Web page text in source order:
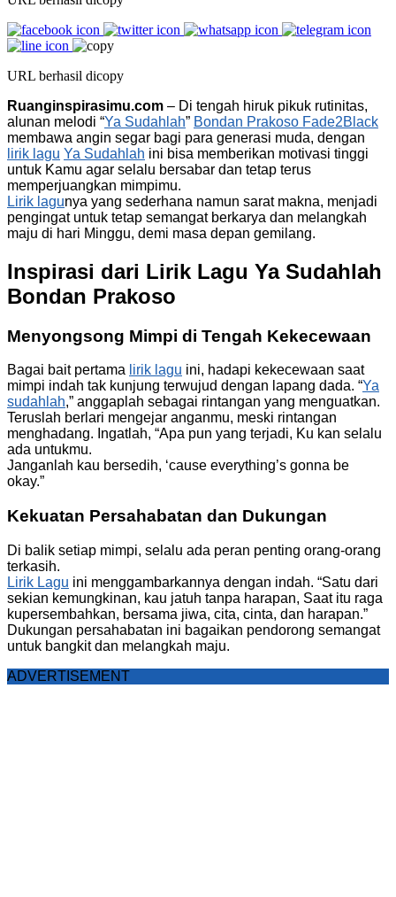
URL berhasil dicopy
Ruanginspirasimu.com – Di tengah hiruk pikuk rutinitas,
alunan melodi “Ya Sudahlah” Bondan Prakoso Fade2Black
membawa angin segar bagi para generasi muda, dengan
lirik lagu Ya Sudahlah ini bisa memberikan motivasi tinggi
untuk Kamu agar selalu bersabar dan tetap terus
memperjuangkan mimpimu.
Lirik lagunya yang sederhana namun sarat makna, menjadi
pengingat untuk tetap semangat berkarya dan melangkah
maju di hari Minggu, demi masa depan gemilang.
Inspirasi dari Lirik Lagu Ya Sudahlah
Bondan Prakoso
Menyongsong Mimpi di Tengah Kekecewaan
Bagai bait pertama lirik lagu ini, hadapi kekecewaan saat
mimpi indah tak kunjung terwujud dengan lapang dada. “Ya
sudahlah,” anggaplah sebagai rintangan yang menguatkan.
Teruslah berlari mengejar anganmu, meski rintangan
menghadang. Ingatlah, “Apa pun yang terjadi, Ku kan selalu
ada untukmu.
Janganlah kau bersedih, ‘cause everything’s gonna be
okay.”
Kekuatan Persahabatan dan Dukungan
Di balik setiap mimpi, selalu ada peran penting orang-orang
terkasih.
Lirik Lagu ini menggambarkannya dengan indah. “Satu dari
sekian kemungkinan, kau jatuh tanpa harapan, Saat itu raga
kupersembahkan, bersama jiwa, cita, cinta, dan harapan.”
Dukungan persahabatan ini bagaikan pendorong semangat
untuk bangkit dan melangkah maju.
ADVERTISEMENT